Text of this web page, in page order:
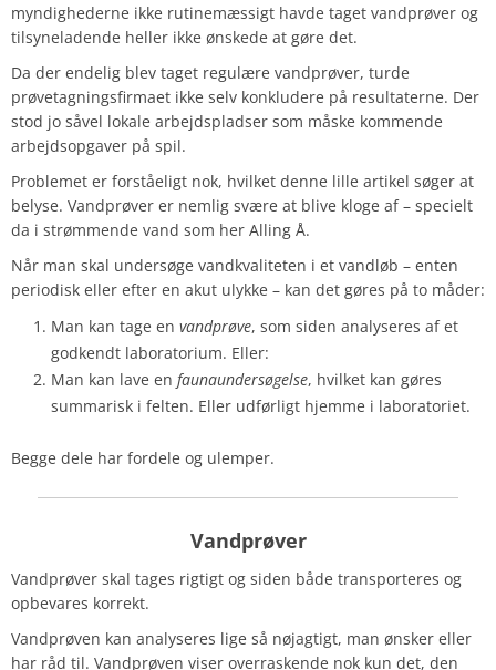
myndighederne ikke rutinemæssigt havde taget vandprøver og
tilsyneladende heller ikke ønskede at gøre det.
Da der endelig blev taget regulære vandprøver, turde
prøvetagningsfirmaet ikke selv konkludere på resultaterne. Der
stod jo såvel lokale arbejdspladser som måske kommende
arbejdsopgaver på spil.
Problemet er forståeligt nok, hvilket denne lille artikel søger at
belyse. Vandprøver er nemlig svære at blive kloge af – specielt
da i strømmende vand som her Alling Å.
Når man skal undersøge vandkvaliteten i et vandløb – enten
periodisk eller efter en akut ulykke – kan det gøres på to måder:
Man kan tage en vandprøve, som siden analyseres af et
godkendt laboratorium. Eller:
Man kan lave en faunaundersøgelse, hvilket kan gøres
summarisk i felten. Eller udførligt hjemme i laboratoriet.
Begge dele har fordele og ulemper.
Vandprøver
Vandprøver skal tages rigtigt og siden både transporteres og
opbevares korrekt.
Vandprøven kan analyseres lige så nøjagtigt, man ønsker eller
har råd til. Vandprøven viser overraskende nok kun det, den